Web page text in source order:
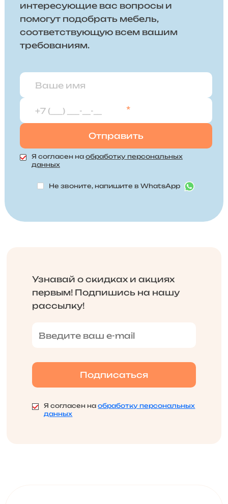
интересующие вас вопросы и
помогут подобрать мебель,
соответствующую всем вашим
требованиям.
*
Я согласен на обработку персональных
данных
Не звоните, напишите в WhatsApp
Узнавай о скидках и акциях
первым! Подпишись на нашу
рассылку!
Я согласен наобработку персональных
данных